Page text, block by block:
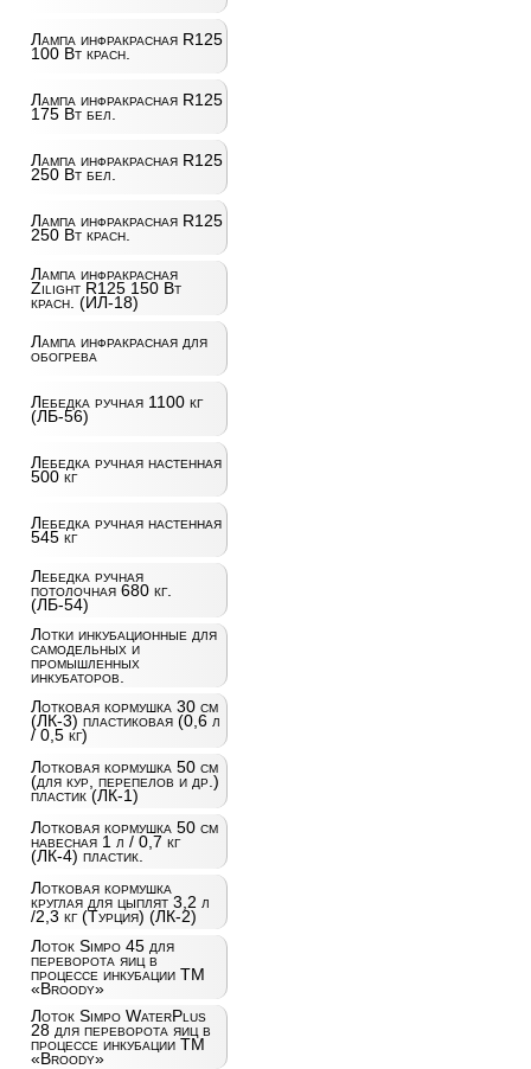
Лампа инфракрасная R125
100 Вт красн.
Лампа инфракрасная R125
175 Вт бел.
Лампа инфракрасная R125
250 Вт бел.
Лампа инфракрасная R125
250 Вт красн.
Лампа инфракрасная
Zilight R125 150 Вт
красн. (ИЛ-18)
Лампа инфракрасная для
обогрева
Лебедка ручная 1100 кг
(ЛБ-56)
Лебедка ручная настенная
500 кг
Лебедка ручная настенная
545 кг
Лебедка ручная
потолочная 680 кг.
(ЛБ-54)
Лотки инкубационные для
самодельных и
промышленных
инкубаторов.
Лотковая кормушка 30 см
(ЛК-3) пластиковая (0,6 л
/ 0,5 кг)
Лотковая кормушка 50 см
(для кур, перепелов и др.)
пластик (ЛК-1)
Лотковая кормушка 50 см
навесная 1 л / 0,7 кг
(ЛК-4) пластик.
Лотковая кормушка
круглая для цыплят 3,2 л
/2,3 кг (Турция) (ЛК-2)
Лоток Simpo 45 для
переворота яиц в
процессе инкубации ТМ
«Broody»
Лоток Simpo WaterPlus
28 для переворота яиц в
процессе инкубации ТМ
«Broody»